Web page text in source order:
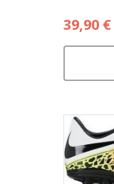
39,90 €